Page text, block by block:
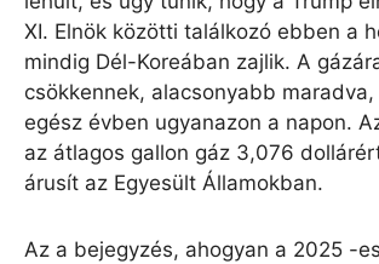
XI. Elnök közötti találkozó ebben a
mindig Dél-Koreában zajlik. A
csökkennek, alacsonyabb
egész évben ugyanazon a napon.
az átlagos gallon gáz 3,076
árusít az Egyesült Államokban.
Az a bejegyzés, ahogyan a 2025 -